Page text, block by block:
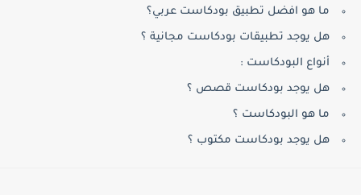
ما هو افضل تطبيق بودكاست عربي؟
هل يوجد تطبيقات بودكاست مجانية ؟
أنواع البودكاست :
هل يوجد بودكاست قصص ؟
ما هو البودكاست ؟
هل يوجد بودكاست مكتوب ؟